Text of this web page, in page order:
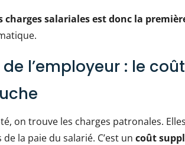
charges salariales est donc la
l’employeur : le
on trouve les charges patronales.
la paie du salarié. C’est uncoût